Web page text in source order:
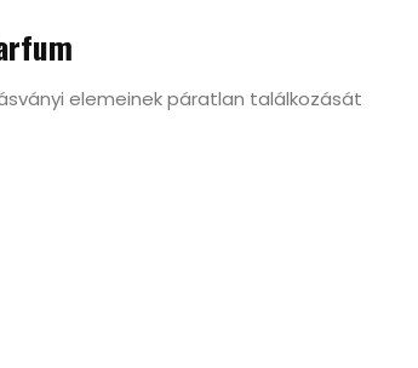
elemeinek páratlan találkozását